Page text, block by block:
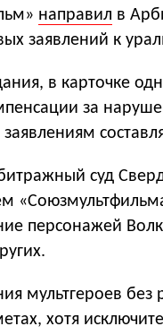
направил в
заявлений к
в карточке
за
суд
персонажей
мультгероев
хотя